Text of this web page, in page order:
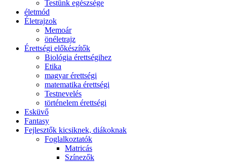
Testünk egészsége
életmód
Életrajzok
Memoár
önéletrajz
Érettségi előkészítők
Biológia érettségihez
Etika
magyar érettségi
matematika érettségi
Testnevelés
történelem érettségi
Esküvő
Fantasy
Fejlesztők kicsiknek, diákoknak
Foglalkoztatók
Matricás
Színezők